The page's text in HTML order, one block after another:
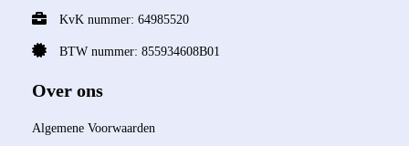
KvK nummer: 64985520
BTW nummer: 855934608B01
Over ons
Algemene Voorwaarden